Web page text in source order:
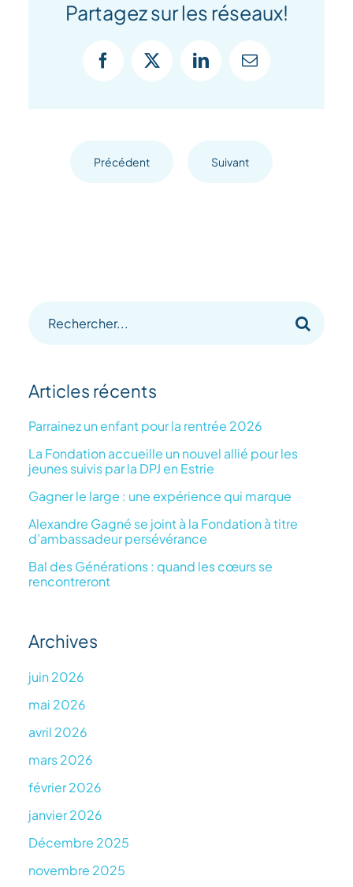
Partagez sur les réseaux!
Facebook
X LinkedInCourriel
Précédent Suivant
site
:
Articles récents
Parrainez un enfant pour la rentrée 2026
La Fondation accueille un nouvel allié pour les
jeunes suivis par la DPJ en Estrie
Gagner le large : une expérience qui marque
Alexandre Gagné se joint à la Fondation à titre
d’ambassadeur persévérance
Bal des Générations : quand les cœurs se
rencontreront
Archives
juin 2026
mai 2026
avril 2026
mars 2026
février 2026
janvier 2026
Décembre 2025
novembre 2025